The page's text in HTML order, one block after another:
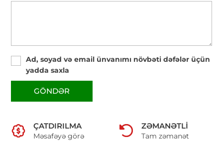
Ad, soyad və email ünvanımı növbəti dəfələr üçün
yadda saxla
GÖNDƏR
ÇATDIRILMA
Məsafəyə görə
ZƏMANƏTLI
Tam zəmanət